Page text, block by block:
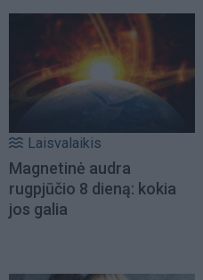
Laisvalaikis
Magnetinė audra
rugpjūčio 8 dieną: kokia
jos galia